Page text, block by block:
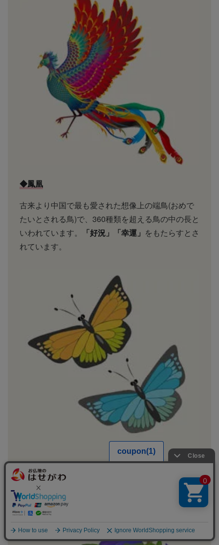
◆鳳凰
古来より中国で最も愛された想像上の端鳥(おめで
たいとされる鳥)で、360種類を超える鳥の中の長と
いわれています。
「好況」「幸運」 をもたらすとさ
れています。
◆蝶
花から花へ優雅に飛び回り、植物の繁殖を手伝う様
子から、「子孫繁栄」
を意味しているといわれてい
ます。